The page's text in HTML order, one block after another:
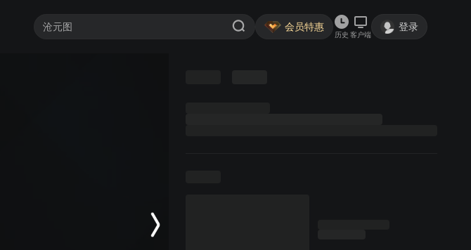
会员特惠
历史 客户端
登录